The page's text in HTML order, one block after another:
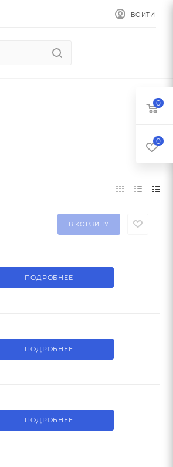
ВОЙТИ
В КОРЗИНУ
ПОДРОБНЕЕ
ПОДРОБНЕЕ
ПОДРОБНЕЕ
0
0